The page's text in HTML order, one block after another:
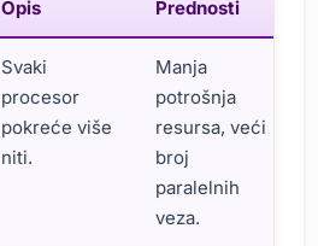
Opis Prednosti
Svaki
procesor
pokreće više
niti.
Manja
potrošnja
resursa, veći
broj
paralelnih
veza.